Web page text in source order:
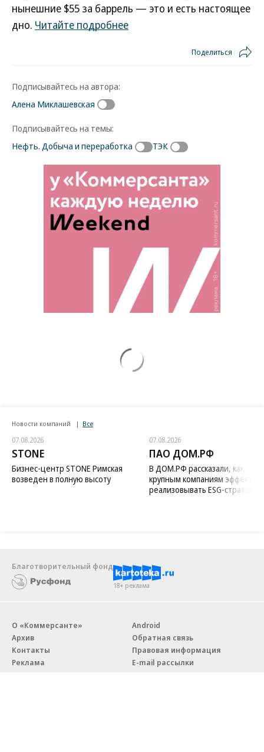
нынешние $55 за баррель — это и есть настоящее
дно. Читайте подробнее
Поделиться
Подписывайтесь на автора:
Алена Миклашевская
Подписывайтесь на темы:
Нефть. Добыча и переработка
ТЭК
Новости компаний Все
07.08.2026
STONE
Бизнес-центр STONE Римская
возведен в полную высоту
07.08.2026
ПАО ДОМ.РФ
В ДОМ.РФ рассказали, как
крупным компаниям
реализовывать ESG-стратегию
Благотворительный фонд
18+ реклама
О «Коммерсанте»
Архив
Контакты
Реклама
Android
Обратная связь
Правовая информация
E-mail рассылки